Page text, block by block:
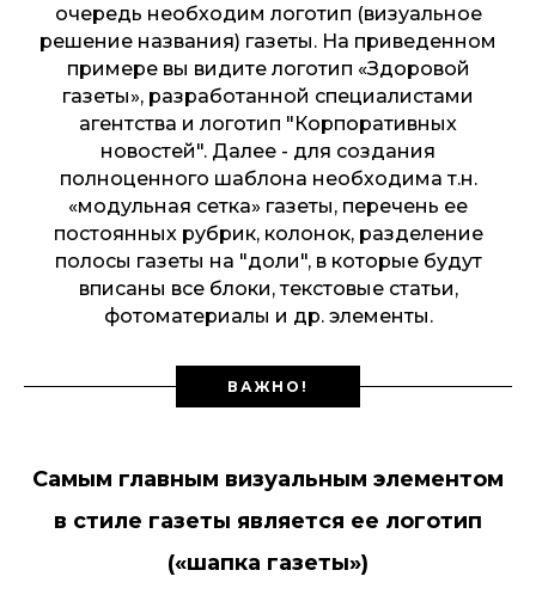
очередь необходим логотип (визуальное
решение названия) газеты. На приведенном
примере вы видите логотип «Здоровой
газеты», разработанной специалистами
агентства и логотип "Корпоративных
новостей". Далее - для создания
полноценного шаблона необходима т.н.
«модульная сетка» газеты, перечень ее
постоянных рубрик, колонок, разделение
полосы газеты на "доли", в которые будут
вписаны все блоки, текстовые статьи,
фотоматериалы и др. элементы.
ВАЖНО!
Самым главным визуальным элементом
в стиле газеты является ее логотип
(«шапка газеты»)